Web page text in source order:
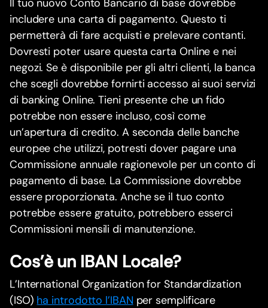
Il tuo nuovo Conto Bancario di base dovrebbe
includere una carta di pagamento. Questo ti
permetterà di fare acquisti e prelevare contanti.
Dovresti poter usare questa carta Online e nei
negozi. Se è disponibile per gli altri clienti, la banca
che scegli dovrebbe fornirti accesso ai suoi servizi
di banking Online. Tieni presente che un fido
potrebbe non essere incluso, così come
un’apertura di credito. A seconda delle banche
europee che utilizzi, potresti dover pagare una
Commissione annuale ragionevole per un conto di
pagamento di base. La Commissione dovrebbe
essere proporzionata. Anche se il tuo conto
potrebbe essere gratuito, potrebbero esserci
Commissioni mensili di manutenzione.
Cos’è un IBAN Locale?
L’International Organization for Standardization
(ISO) ha introdotto l’IBANper semplificare